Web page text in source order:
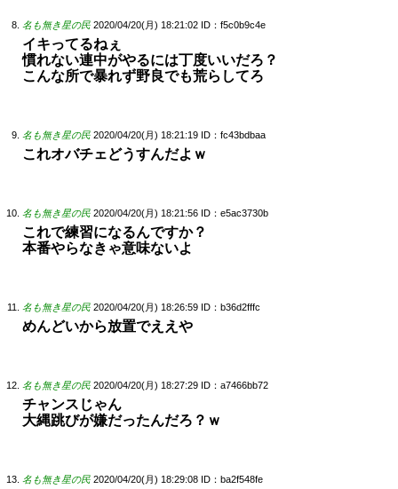
名も無き星の民 2020/04/20(月) 18:21:02 ID：f5c0b9c4e
イキってるねぇ
慣れない連中がやるには丁度いいだろ？
こんな所で暴れず野良でも荒らしてろ
名も無き星の民 2020/04/20(月) 18:21:19 ID：fc43bdbaa
これオバチェどうすんだよｗ
名も無き星の民 2020/04/20(月) 18:21:56 ID：e5ac3730b
これで練習になるんですか？
本番やらなきゃ意味ないよ
名も無き星の民 2020/04/20(月) 18:26:59 ID：b36d2fffc
めんどいから放置でええや
名も無き星の民 2020/04/20(月) 18:27:29 ID：a7466bb72
チャンスじゃん
大縄跳びが嫌だったんだろ？ｗ
名も無き星の民 2020/04/20(月) 18:29:08 ID：ba2f548fe